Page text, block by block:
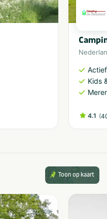
Kids
4.1 (
Toon op kaart